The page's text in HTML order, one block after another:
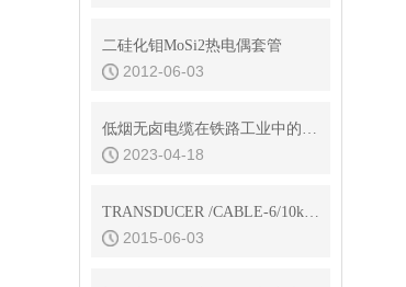
二硅化钼MoSi2热电偶套管
2012-06-03
低烟无卤电缆在铁路工业中的地位和作用
2023-04-18
TRANSDUCER /CABLE-6/10kV变频电缆
2015-06-03